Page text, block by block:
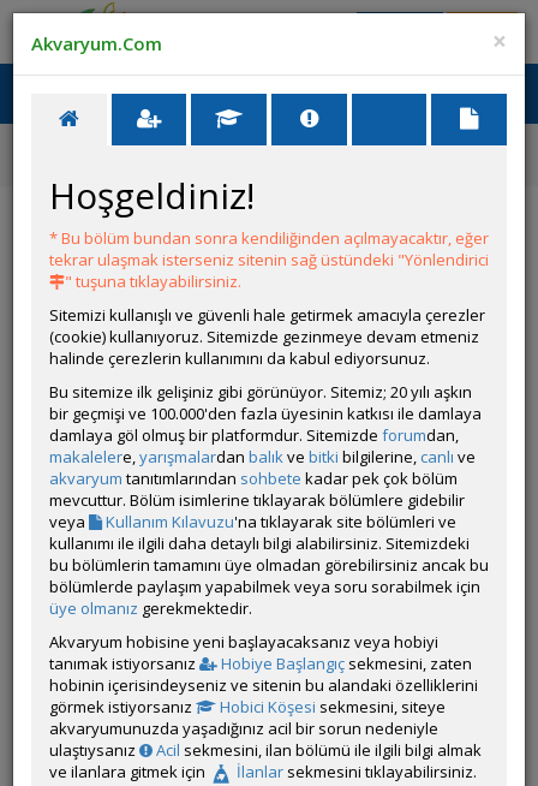
Ana Menü
Akvaryumcu Önerileri ve Duyuruları
Dıy Peltierli Termostatlı Akvaryum Soğutucu
Deneme
YANIT YAZ
koray ulusoy
Çevrim Dışı
Gönderim Zamanı:10 Nisan 2026 21:21
İlk deneme 20dk’da (15 litre)40 dereceden 25 dereceye düştü.
https://youtube.com/shorts/JjMYI4N-Yy4?
si=fBPUmohbbd6fZKZN
https://youtube.com/shorts/JjMYI4N-Yy4?
si=fBPUmohbbd6fZKZN
koray ulusoy tarafından 2026-04-10 21:24:16 tarih ve saatinde düzenlenmiştir.
Daha profesyonel bir Termostat ve daha büyük peltierli bir fan
ile mükemmel sonuca ulaşılır
Beğenenler: Cyber_Scout Hidro Dinamik Ozzgur Aguamentist darkaura
Üye imzalarını sadece giriş yapan üyelerimiz görebilir
×
Akvaryum.Com
Hoşgeldiniz!
* Bu bölüm bundan sonra kendiliğinden açılmayacaktır, eğer
tekrar ulaşmak isterseniz sitenin sağ üstündeki "Yönlendirici
" tuşuna tıklayabilirsiniz.
Sitemizi kullanışlı ve güvenli hale getirmek amacıyla çerezler
(cookie) kullanıyoruz. Sitemizde gezinmeye devam etmeniz
halinde çerezlerin kullanımını da kabul ediyorsunuz.
Bu sitemize ilk gelişiniz gibi görünüyor. Sitemiz; 20 yılı aşkın
bir geçmişi ve 100.000'den fazla üyesinin katkısı ile damlaya
damlaya göl olmuş bir platformdur. Sitemizde forumdan,
makalelere,yarışmalardan balıkve bitki bilgilerine, canlı ve
akvaryum tanıtımlarından sohbete kadar pek çok bölüm
mevcuttur. Bölüm isimlerine tıklayarak bölümlere gidebilir
veya
Kullanım Kılavuzu'na tıklayarak site bölümleri ve
kullanımı ile ilgili daha detaylı bilgi alabilirsiniz. Sitemizdeki
bu bölümlerin tamamını üye olmadan görebilirsiniz ancak bu
bölümlerde paylaşım yapabilmek veya soru sorabilmek için
üye olmanız gerekmektedir.
Akvaryum hobisine yeni başlayacaksanız veya hobiyi
tanımak istiyorsanız
Hobiye Başlangıç sekmesini, zaten
hobinin içerisindeyseniz ve sitenin bu alandaki özelliklerini
görmek istiyorsanız
Hobici Köşesi sekmesini, siteye
akvaryumunuzda yaşadığınız acil bir sorun nedeniyle
ulaştıysanız
Acil sekmesini, ilan bölümü ile ilgili bilgi almak
ve ilanlara gitmek için
İlanlar sekmesini tıklayabilirsiniz.